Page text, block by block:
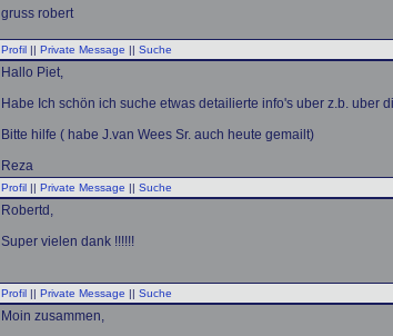
gruss robert
Profil || Private Message || Suche
Hallo Piet,
Habe Ich schön ich suche etwas detailierte info's uber z.b. uber
Bitte hilfe ( habe J.van Wees Sr. auch heute gemailt)
Reza
Profil || Private Message || Suche
Robertd,
Super vielen dank !!!!!!
Profil || Private Message || Suche
Moin zusammen,